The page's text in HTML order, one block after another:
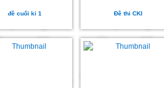
đề cuối ki 1 Đề thi CKI